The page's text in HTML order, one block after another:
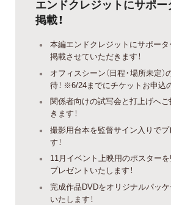
エンドクレジットにサポ
掲載！
本編エンドクレジットにサポー
掲載させていただきます！
オフィスシーン（日程・場所未定
待！ ※6/24までにチケットお申込
関係者向けの試写会と打上げへ
きます！
撮影用台本を監督サイン入りで
す！
11月イベント上映用のポスター
プレゼントいたします！
完成作品DVDをオリジナルパッ
いたします！